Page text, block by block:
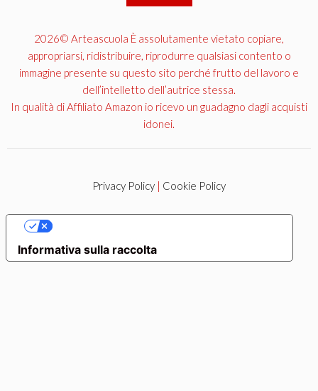
2026© Arteascuola È assolutamente vietato copiare,
appropriarsi, ridistribuire, riprodurre qualsiasi contento o
immagine presente su questo sito perché frutto del lavoro e
dell’intelletto dell’autrice stessa.
In qualità di Affiliato Amazon io ricevo un guadagno dagli acquisti
idonei.
Privacy Policy | Cookie Policy
Informativa sulla raccolta